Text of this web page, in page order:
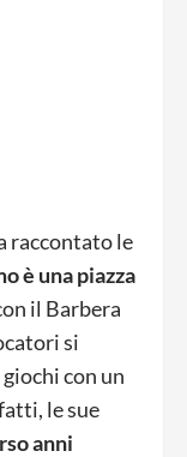
raccontato le
è una piazza
il Barbera
si
con un
le sue
anni